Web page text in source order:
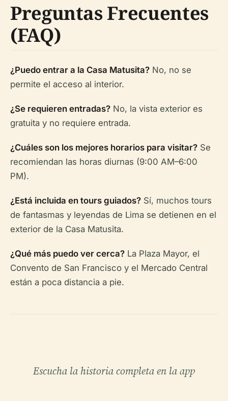
Preguntas Frecuentes
(FAQ)
¿Puedo entrar a la Casa Matusita? No, no se
permite el acceso al interior.
¿Se requieren entradas? No, la vista exterior es
gratuita y no requiere entrada.
¿Cuáles son los mejores horarios para visitar? Se
recomiendan las horas diurnas (9:00 AM–6:00
PM).
¿Está incluida en tours guiados? Sí, muchos tours
de fantasmas y leyendas de Lima se detienen en el
exterior de la Casa Matusita.
¿Qué más puedo ver cerca? La Plaza Mayor, el
Convento de San Francisco y el Mercado Central
están a poca distancia a pie.
Escucha la historia completa en la app